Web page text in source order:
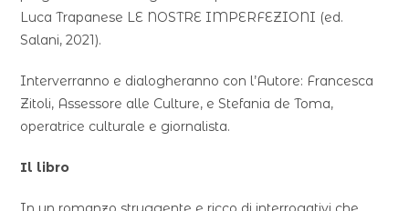
Luca Trapanese LE NOSTRE IMPERFEZIONI (ed.
Salani, 2021).
Interverranno e dialogheranno con l’Autore: Francesca
Zitoli, Assessore alle Culture, e Stefania de Toma,
operatrice culturale e giornalista.
Il libro